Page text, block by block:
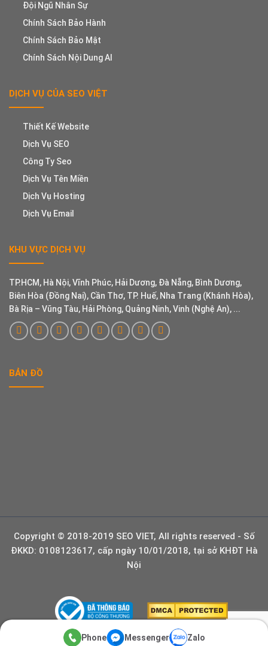
Đội Ngũ Nhân Sự
Chính Sách Bảo Hành
Chính Sách Bảo Mật
Chính Sách Nội Dung AI
DỊCH VỤ CỦA SEO VIỆT
Thiết Kế Website
Dịch Vụ SEO
Công Ty Seo
Dịch Vụ Tên Miền
Dịch Vụ Hosting
Dịch Vụ Email
KHU VỰC DỊCH VỤ
TP.HCM, Hà Nội, Vĩnh Phúc, Hải Dương, Đà Nẵng, Bình Dương,
Biên Hòa (Đồng Nai), Cần Thơ, TP. Huế, Nha Trang (Khánh Hòa),
Bà Rịa – Vũng Tàu, Hải Phòng, Quảng Ninh, Vinh (Nghệ An), ...
BẢN ĐỒ
Copyright © 2018-2019 SEO VIET, All rights reserved - Số
ĐKKD: 0108123617, cấp ngày 10/01/2018, tại sở KHĐT Hà
Nội
Phone Messenger Zalo